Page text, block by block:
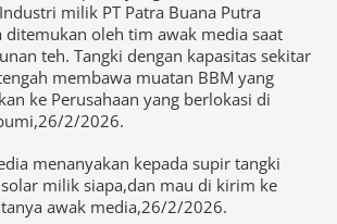
milik PT Patra Buana Putra
ditemukan oleh tim awak media saat
teh. Tangki dengan kapasitas sekitar
membawa muatan BBM yang
ke Perusahaan yang berlokasi di
2/2026.
menanyakan kepada supir tangki
milik siapa,dan mau di kirim ke
awak media,26/2/2026.